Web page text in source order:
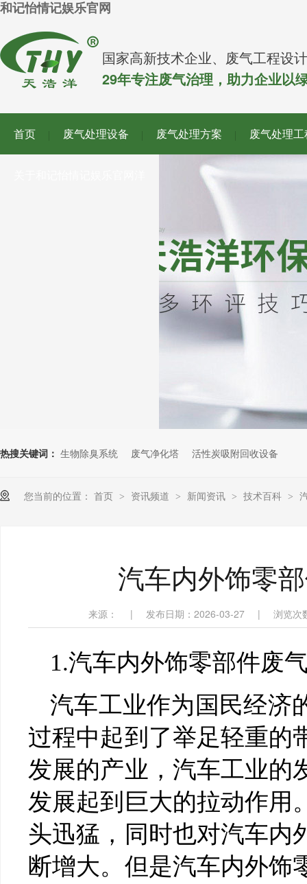
和记怡情记娱乐官网
国家高新技术企业、废气工程设
29年专注废气治理，助力企业以
首页 废气处理设备 废气处理方案 废气处理
热搜关键词： 生物除臭系统 废气净化塔 活性炭吸附回收设备
您当前的位置： 首页 > 资讯频道 > 新闻资讯 > 技术百科 >
汽车内外饰零
来源： | 发布日期：2026-03-27 | 浏览次
1.汽车内外饰零部件废
汽车工业作为国民经济
过程中起到了举足轻重的
发展的产业，汽车工业的
发展起到巨大的拉动作用
头迅猛，同时也对汽车内
断增大。但是汽车内外饰